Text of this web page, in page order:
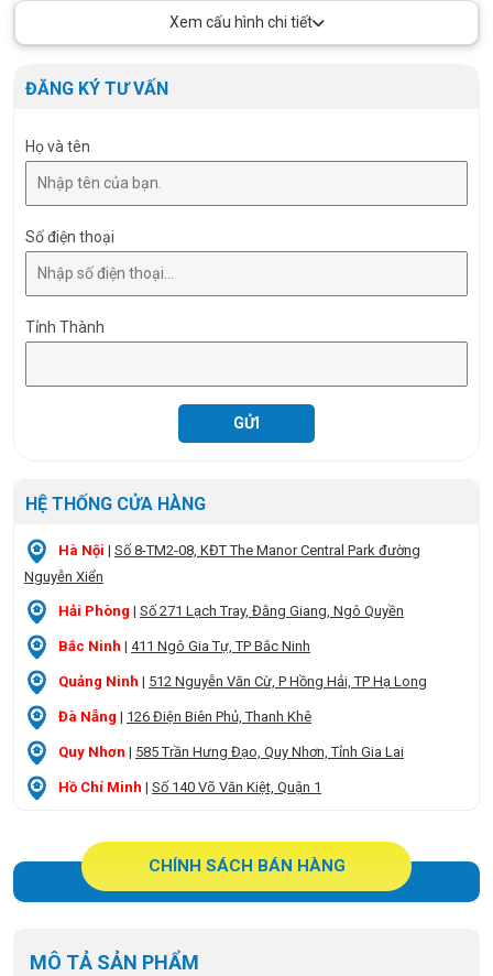
Tuổi thọ
Xem cấu hình chi tiết
ĐĂNG KÝ TƯ VẤN
Họ và tên
Số điện thoại
Tỉnh Thành
HỆ THỐNG CỬA HÀNG
Hà Nội | Số 8-TM2-08, KĐT The Manor Central Park đường
Nguyễn Xiển
Hải Phòng | Số 271 Lạch Tray, Đằng Giang, Ngô Quyền
Bắc Ninh | 411 Ngô Gia Tự, TP Bắc Ninh
Quảng Ninh | 512 Nguyễn Văn Cừ, P Hồng Hải, TP Hạ Long
Đà Nẵng | 126 Điện Biên Phủ, Thanh Khê
Quy Nhơn | 585 Trần Hưng Đạo, Quy Nhơn, Tỉnh Gia Lai
Hồ Chí Minh | Số 140 Võ Văn Kiệt, Quận 1
CHÍNH SÁCH BÁN HÀNG
MÔ TẢ SẢN PHẨM